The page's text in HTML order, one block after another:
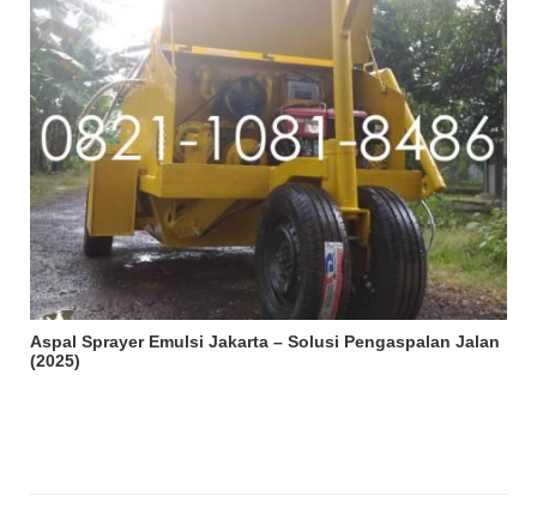
Aspal Sprayer Emulsi Jakarta – Solusi Pengaspalan Jalan
(2025)